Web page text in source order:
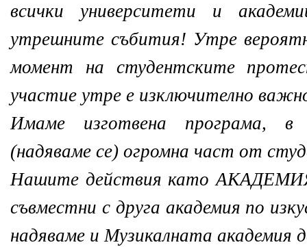
всички университети и
утрешните събития! Утре
момент на студентските
участие утре е изключително
Имаме изготвена програма,
(надяваме се) огромна част от
Нашите действия като
съвместни с друга академия по
надяваме и Музикалната академия